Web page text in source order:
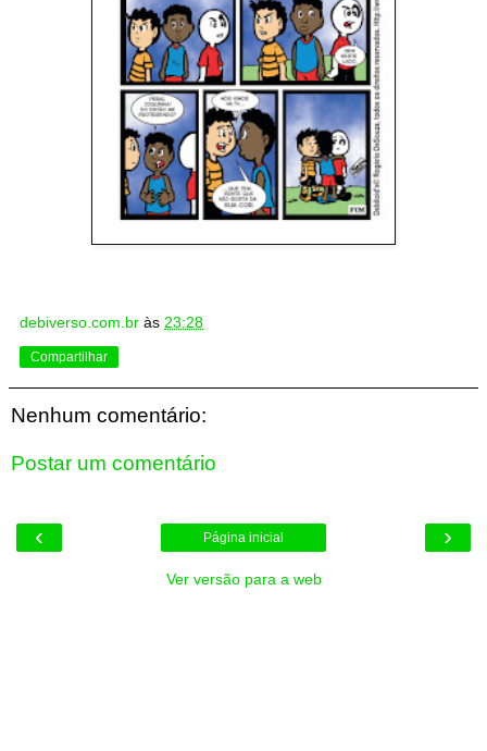
debiverso.com.br às 23:28
Compartilhar
Nenhum comentário:
Postar um comentário
‹ ›
Página inicial
Ver versão para a web